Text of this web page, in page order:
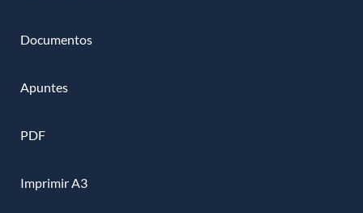
Documentos
Apuntes
PDF
Imprimir A3